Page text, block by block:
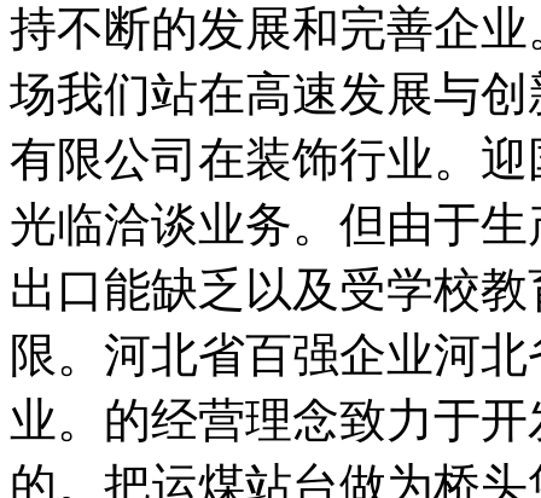
持不断的发展和完善企
场我们站在高速发展与
有限公司在装饰行业。
光临洽谈业务。但由于
出口能缺乏以及受学校
限。河北省百强企业河
业。的经营理念致力于
的。把运煤站台做为桥